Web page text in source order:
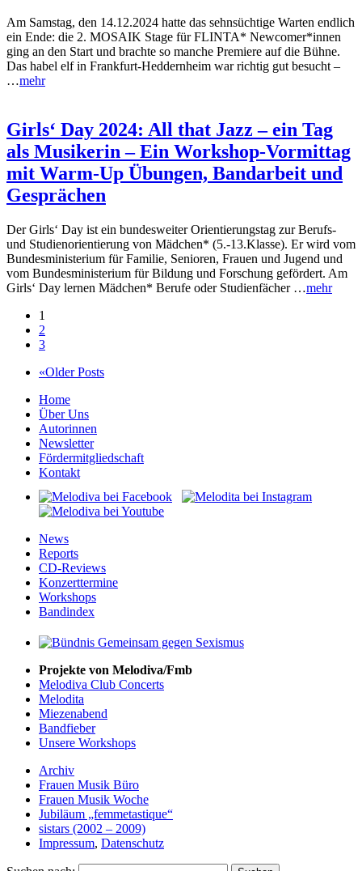
Am Samstag, den 14.12.2024 hatte das sehnsüchtige Warten endlich
ein Ende: die 2. MOSAIK Stage für FLINTA* Newcomer*innen
ging an den Start und brachte so manche Premiere auf die Bühne.
Das habel elf in Frankfurt-Heddernheim war richtig gut besucht –
…mehr
Girls‘ Day 2024: All that Jazz – ein Tag
als Musikerin – Ein Workshop-Vormittag
mit Warm-Up Übungen, Bandarbeit und
Gesprächen
Der Girls‘ Day ist ein bundesweiter Orientierungstag zur Berufs-
und Studienorientierung von Mädchen* (5.-13.Klasse). Er wird vom
Bundesministerium für Familie, Senioren, Frauen und Jugend und
vom Bundesministerium für Bildung und Forschung gefördert. Am
Girls‘ Day lernen Mädchen* Berufe oder Studienfächer …mehr
1
2
3
«Older Posts
Home
Über Uns
Autorinnen
Newsletter
Fördermitgliedschaft
Kontakt
News
Reports
CD-Reviews
Konzerttermine
Workshops
Bandindex
Projekte von Melodiva/Fmb
Melodiva Club Concerts
Melodita
Miezenabend
Bandfieber
Unsere Workshops
Archiv
Frauen Musik Büro
Frauen Musik Woche
Jubiläum „femmetastique“
sistars (2002 – 2009)
Impressum, Datenschutz